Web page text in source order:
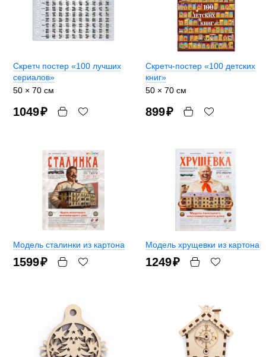
Скретч постер «100 лучших
сериалов»
50 × 70 см
1049₽
Скретч-постер «100 детских
книг»
50 × 70 см
899₽
Модель сталинки из картона
1599₽
Модель хрущевки из картона
1249₽